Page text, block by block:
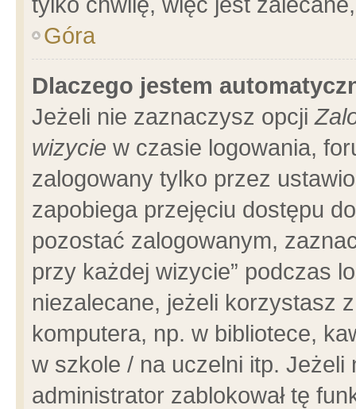
Góra
Dlaczego jestem
Jeżeli nie zaznaczysz opcji
wizycie w czasie logowania,
zalogowany tylko przez
zapobiega przejęciu dostępu
pozostać zalogowanym,
przy każdej wizycie” podczas
niezalecane, jeżeli korzystasz
komputera, np. w bibliotece,
w szkole / na uczelni itp.
administrator zablokował tę